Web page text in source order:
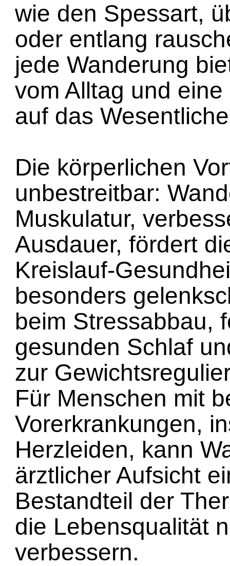
wie den Spessart,
oder entlang
jede Wanderung
vom Alltag und
auf das
Die körperlichen
unbestreitbar:
Muskulatur,
Ausdauer, fördert
Kreislauf-
besonders
beim Stressabbau,
gesunden Schlaf
zur
Für Menschen mit
Vorerkrankungen,
Herzleiden, kann
ärztlicher Aufsicht
Bestandteil der
die Lebensqualität
verbessern.